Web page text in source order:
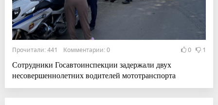
Прочитали: 441 Комментарии: 0 0 1
Сотрудники Госавтоинспекции задержали двух
несовершеннолетних водителей мототранспорта